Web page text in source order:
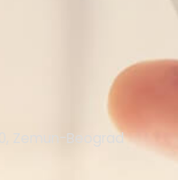
Zemun-Beograd